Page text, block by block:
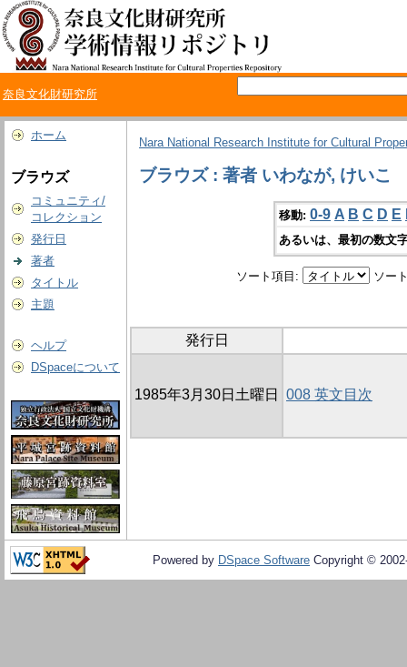
奈良文化財研究所
ホーム
ブラウズ
コミュニティ/
コレクション
発行日
著者
タイトル
主題
ヘルプ
DSpaceについて
Nara National Research Institute for Cultural
ブラウズ : 著者 いわなが, けいこ
移動: 0-9 A B C D E
あるいは、最初の数文
ソート項目: ソー
発行日
1985年3月30日土曜日 008 英文目次
Powered by DSpace Software Copyright ©